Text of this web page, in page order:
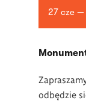
27 cze —
odbędzie